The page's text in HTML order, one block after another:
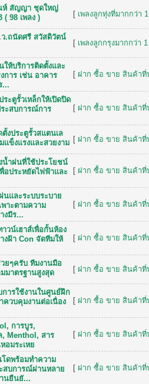
ห์ สัญญา ชุดใหญ่
( 98 เพลง )
[ เพลงลูกทุ่งที่มากกว่า
ว.ถนัดศรี สวัสดิวัตน์
[ เพลงลูกกรุงมากกว่า
ให้บริการติดตั้งและ
การ เช่น อาคาร
...
[ ฝาก ซื้อ ขาย สินค้าที่
ะตูรั้วเหล็กให้เปิดปิด
ะสบการณ์การ
[ ฝาก ซื้อ ขาย สินค้าที่
งประตูรั้วสแตนเล
ข็งแรงและสวยงาม [ ฝาก ซื้อ ขาย สินค้าที่
น้ำฝนที่ใช้ประโยชน์
อประหยัดไฟฟ้าและ
[ ฝาก ซื้อ ขาย สินค้าที่
นและระบบระบาย
าะตามความ
งมีร...
[ ฝาก ซื้อ ขาย สินค้าที่
วน์เฮาส์เพื่อกั้นห้อง
งฝ้า Con จัดทีมให้
[ ฝาก ซื้อ ขาย สินค้าที่
ยๆครับ ทีมงานมือ
มาตรฐานสูงสุด
[ ฝาก ซื้อ ขาย สินค้าที่
การใช้งานในศูนย์ฝึก
ควบคุมงานต่อเนื่อง
[ ฝาก ซื้อ ขาย สินค้าที่
การบูร,
, Menthol, สาร
อมระเหย
[ ฝาก ซื้อ ขาย สินค้าที่
ดพร้อมทำความ
สบการณ์ผ่านหลาย
นยืนยั...
[ ฝาก ซื้อ ขาย สินค้าที่